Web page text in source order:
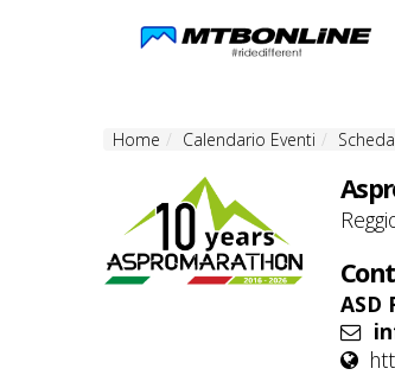
Home Calendario Eventi
ASD